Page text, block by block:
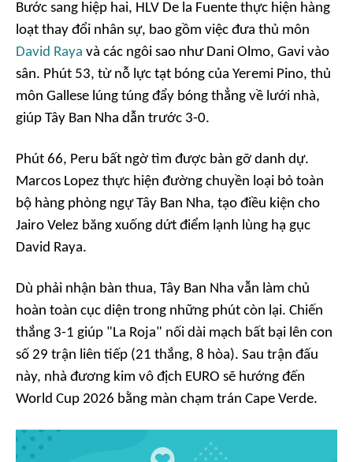
Bước sang hiệp hai, HLV De la Fuente thực hiện hàng
loạt thay đổi nhân sự, bao gồm việc đưa thủ môn
David Raya và các ngôi sao như Dani Olmo, Gavi vào
sân. Phút 53, từ nỗ lực tạt bóng của Yeremi Pino, thủ
môn Gallese lúng túng đẩy bóng thẳng về lưới nhà,
giúp Tây Ban Nha dẫn trước 3-0.
Phút 66, Peru bất ngờ tìm được bàn gỡ danh dự.
Marcos Lopez thực hiện đường chuyền loại bỏ toàn
bộ hàng phòng ngự Tây Ban Nha, tạo điều kiện cho
Jairo Velez băng xuống dứt điểm lạnh lùng hạ gục
David Raya.
Dù phải nhận bàn thua, Tây Ban Nha vẫn làm chủ
hoàn toàn cục diện trong những phút còn lại. Chiến
thắng 3-1 giúp "La Roja" nối dài mạch bất bại lên con
số 29 trận liên tiếp (21 thắng, 8 hòa). Sau trận đấu
này, nhà đương kim vô địch EURO sẽ hướng đến
World Cup 2026 bằng màn chạm trán Cape Verde.